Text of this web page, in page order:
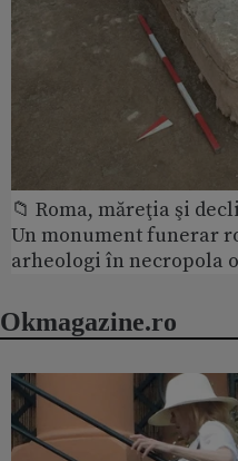
📁 Roma, măreţia şi
Un monument funerar
arheologi în necropola
Okmagazine.ro